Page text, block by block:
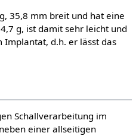
35,8 mm breit und hat eine
g, ist damit sehr leicht und
Implantat, d.h. er lässt das
Schallverarbeitung im
einer allseitigen